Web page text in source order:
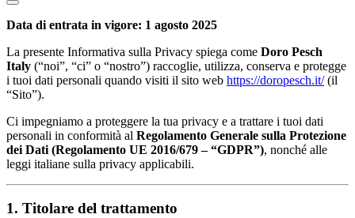
Data di entrata in vigore: 1 agosto 2025
La presente Informativa sulla Privacy spiega come Doro Pesch
Italy (“noi”, “ci” o “nostro”) raccoglie, utilizza, conserva e protegge
i tuoi dati personali quando visiti il sito web https://doropesch.it/(il
“Sito”).
Ci impegniamo a proteggere la tua privacy e a trattare i tuoi dati
personali in conformità al Regolamento Generale sulla Protezione
dei Dati (Regolamento UE 2016/679 – “GDPR”), nonché alle
leggi italiane sulla privacy applicabili.
1. Titolare del trattamento